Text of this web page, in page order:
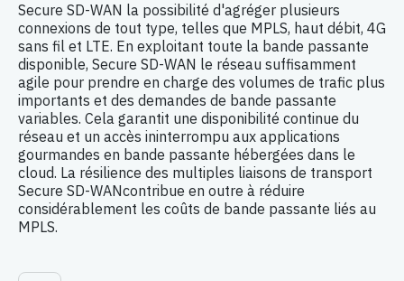
Secure SD-WAN la possibilité d'agréger plusieurs
connexions de tout type, telles que MPLS, haut débit, 4G
sans fil et LTE. En exploitant toute la bande passante
disponible, Secure SD-WAN le réseau suffisamment
agile pour prendre en charge des volumes de trafic plus
importants et des demandes de bande passante
variables. Cela garantit une disponibilité continue du
réseau et un accès ininterrompu aux applications
gourmandes en bande passante hébergées dans le
cloud. La résilience des multiples liaisons de transport
Secure SD-WANcontribue en outre à réduire
considérablement les coûts de bande passante liés au
MPLS.